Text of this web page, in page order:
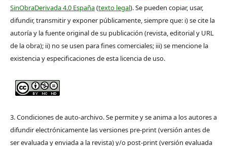
SinObraDerivada 4.0 España(texto legal). Se pueden copiar, usar,
difundir, transmitir y exponer públicamente, siempre que: i) se cite la
autoría y la fuente original de su publicación (revista, editorial y URL
de la obra); ii) no se usen para fines comerciales; iii) se mencione la
existencia y especificaciones de esta licencia de uso.
3. Condiciones de auto-archivo. Se permite y se anima a los autores a
difundir electrónicamente las versiones pre-print (versión antes de
ser evaluada y enviada a la revista) y/o post-print (versión evaluada